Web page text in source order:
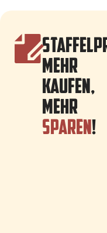
MEHR
KAUFEN,
MEHR
SPAREN!